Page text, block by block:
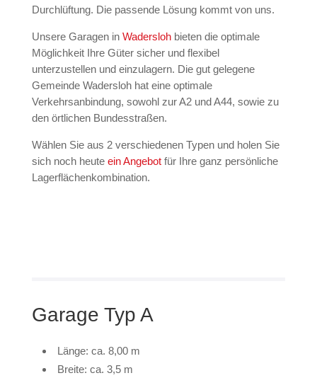
Durchlüftung. Die passende Lösung kommt von uns.
Unsere Garagen in Waderslohbieten die optimale
Möglichkeit Ihre Güter sicher und flexibel
unterzustellen und einzulagern. Die gut gelegene
Gemeinde Wadersloh hat eine optimale
Verkehrsanbindung, sowohl zur A2 und A44, sowie zu
den örtlichen Bundesstraßen.
Wählen Sie aus 2 verschiedenen Typen und holen Sie
sich noch heute ein Angebot für Ihre ganz persönliche
Lagerflächenkombination.
Garage Typ A
Länge: ca. 8,00 m
Breite: ca. 3,5 m